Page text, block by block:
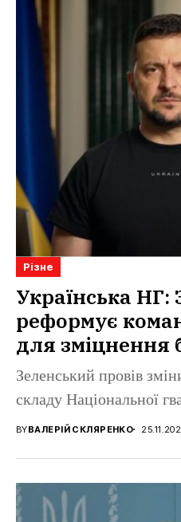
Різне
Українська НГ:
реформує
для зміцнення
Зеленський провів
складу Національної
BYВАЛЕРІЙ СКЛЯРЕНКО